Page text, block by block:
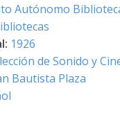
Autónomo
1926
de Sonido y
Bautista Plaza